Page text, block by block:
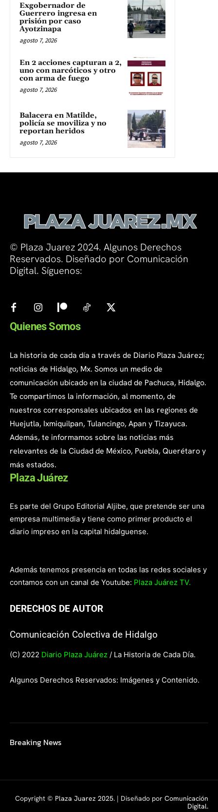
Exgobernador de
Guerrero ingresa en
prisión por caso
Ayotzinapa
agosto 7, 2026
En 2 acciones capturan a 2,
uno con narcóticos y otro
con arma de fuego
agosto 7, 2026
Balacera en Matilde,
policía se moviliza y no
reportan heridos
agosto 7, 2026
© Plaza Juarez 2024. Algunos Derechos
Reservados. Diseñado por Comunicación
Digital. Síguenos:
Quienes Somos
La historia de cada día a través de Diario Plaza Juárez;
noticias de Hidalgo, Mx. Somos un medio de
comunicación ubicado en la ciudad de Pachuca, Hidalgo.
Te compartimos la información, al momento, de
nuestros corresponsales ubicados en las regiones de
Huejutla, Ixmiquilpan, Tulancingo, Apan y Tizayuca.
Además, te informamos sobre las noticias más
relevantes de la Ciudad de México, Puebla, Querétaro y
más estados.
Plaza Juárez
Es parte del Grupo Editorial Aljibe, que pretende ser una
empresa multimedia y tiene como primer producto el
diario impreso en la capital hidalguense.
Además tenemos presencia en todas las redes sociales y
contamos con un canal de Youtube: Plaza Juárez TV.
DERECHOS DE AUTOR
Comunicación Colectiva de Hidalgo
(C) 2022 Diario Plaza Juárez / La Historia de Cada Día.
Algunos Derechos Reservados: Imágenes y Contenido.
Breaking News
Copyright © Plaza Juarez 2025. | Diseñado por Comunicación
Digital.